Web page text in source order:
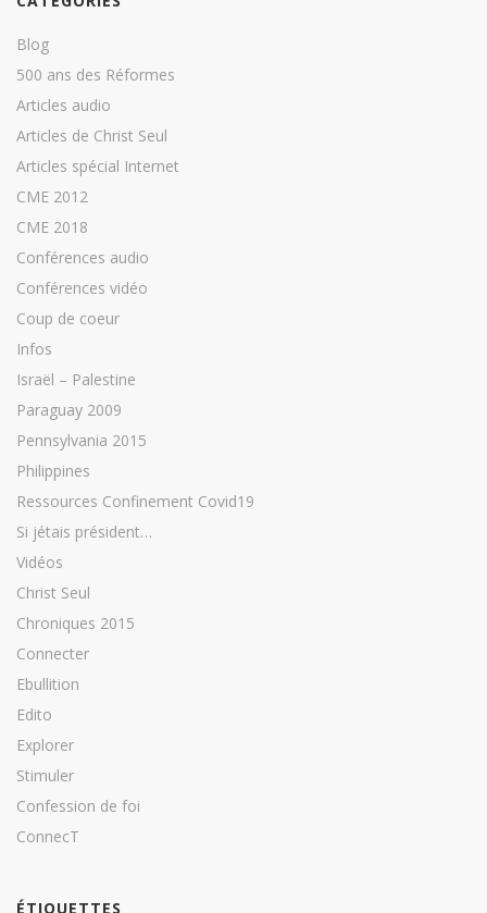
Blog
500 ans des Réformes
Articles audio
Articles de Christ Seul
Articles spécial Internet
CME 2012
CME 2018
Conférences audio
Conférences vidéo
Coup de coeur
Infos
Israël – Palestine
Paraguay 2009
Pennsylvania 2015
Philippines
Ressources Confinement Covid19
Si jétais président…
Vidéos
Christ Seul
Chroniques 2015
Connecter
Ebullition
Edito
Explorer
Stimuler
Confession de foi
ConnecT
ÉTIQUETTES